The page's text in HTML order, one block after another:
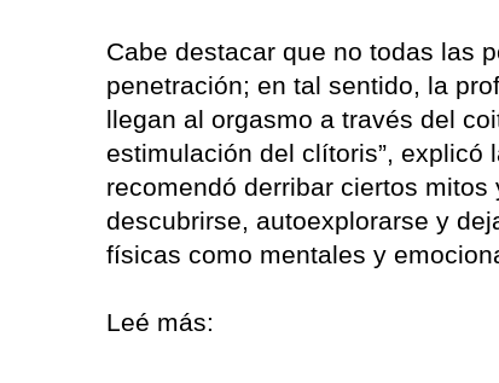
Cabe destacar que no todas las
penetración; en tal sentido, la
llegan al orgasmo a través del
estimulación del clítoris”, explicó
recomendó derribar ciertos
descubrirse, autoexplorarse y
físicas como mentales y
Leé más: